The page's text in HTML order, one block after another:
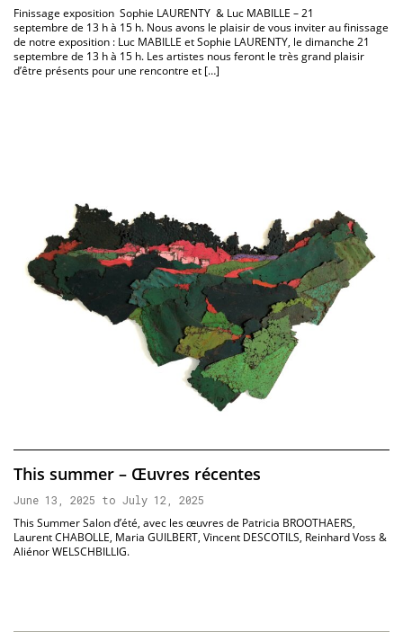
Finissage exposition Sophie LAURENTY & Luc MABILLE – 21
septembre de 13 h à 15 h. Nous avons le plaisir de vous inviter au finissage
de notre exposition : Luc MABILLE et Sophie LAURENTY, le dimanche 21
septembre de 13 h à 15 h. Les artistes nous feront le très grand plaisir
d’être présents pour une rencontre et […]
This summer – Œuvres récentes
June 13, 2025 to July 12, 2025
This Summer Salon d’été, avec les œuvres de Patricia BROOTHAERS,
Laurent CHABOLLE, Maria GUILBERT, Vincent DESCOTILS, Reinhard Voss &
Aliénor WELSCHBILLIG.